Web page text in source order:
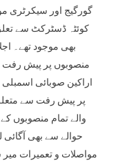
گورگیج اور سیکرٹری
کوئٹہ ڈسٹرکٹ سے تعلق
بھی موجود تھے۔
منصوبوں پر پیش
اراکین صوبائی اسمبلی
پر پیش رفت سے
والے تمام منصوبوں
حوالے سے بھی
مواصلات و تعمیرات